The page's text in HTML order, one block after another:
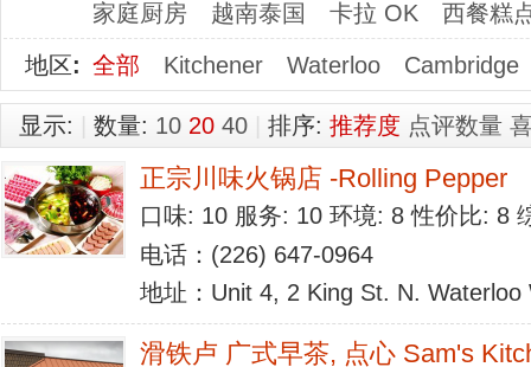
家庭厨房
越南泰国 卡拉 OK
西餐糕
地区: 全部 Kitchener Waterloo Cambridge
显示: 数量: 10 20 40 排序: 推荐度 点评数量
正宗川味火锅店 -Rolling Pepper
口味: 10 服务: 10 环境: 8 性价比: 8
电话：(226) 647-0964
地址：Unit 4, 2 King St. N. Waterloo
滑铁卢 广式早茶, 点心 Sam's